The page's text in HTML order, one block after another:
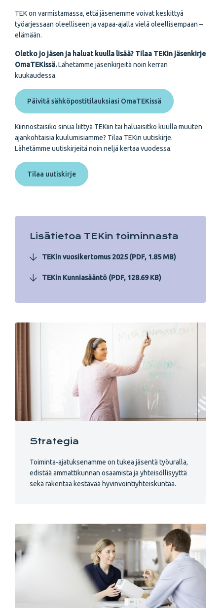
TEK on varmistamassa, että jäsenemme voivat keskittyä
työarjessaan oleelliseen ja vapaa-ajalla vielä oleellisempaan –
elämään.
Oletko jo jäsen ja haluat kuulla lisää? Tilaa TEKin jäsenkirje
OmaTEKissä.Lähetämme jäsenkirjeitä noin kerran
kuukaudessa.
Päivitä sähköpostitilauksiasi OmaTEKissä
Kiinnostaisiko sinua liittyä TEKiin tai haluaisitko kuulla muuten
ajankohtaisia kuulumisiamme? Tilaa TEKin uutiskirje.
Lähetämme uutiskirjeitä noin neljä kertaa vuodessa.
Tilaa uutiskirje
Lisätietoa TEKin toiminnasta
TEKin vuosikertomus 2025 (PDF, 1.85 MB)
TEKin Kunniasääntö (PDF, 128.69 KB)
Strategia
Toiminta-ajatuksenamme on tukea jäsentä työuralla,
edistää ammattikunnan osaamista ja yhteisöllisyyttä
sekä rakentaa kestävää hyvinvointiyhteiskuntaa.